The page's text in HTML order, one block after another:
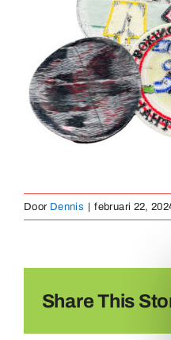
Door Dennis februari 22,
Share This